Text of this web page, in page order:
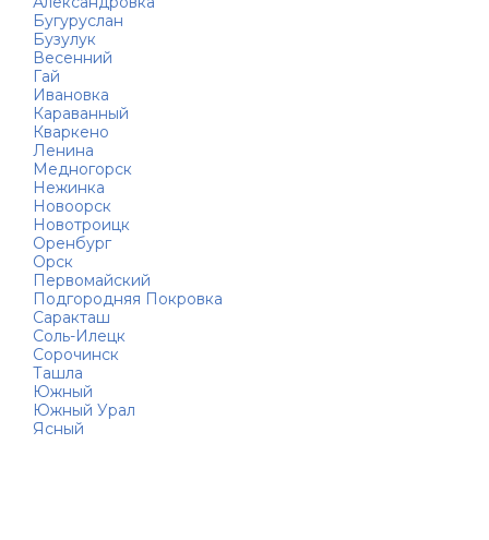
Бугуруслан
Бузулук
Весенний
Гай
Ивановка
Караванный
Кваркено
Ленина
Медногорск
Нежинка
Новоорск
Новотроицк
Оренбург
Орск
Первомайский
Подгородняя Покровка
Саракташ
Соль-Илецк
Сорочинск
Ташла
Южный
Южный Урал
Ясный